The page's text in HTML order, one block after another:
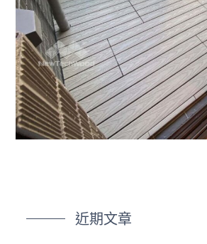
近期文章